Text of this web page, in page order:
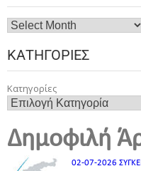
ΚΑΤΗΓΟΡΊΕΣ
Κατηγορίες
Δημοφιλή
02-07-2026